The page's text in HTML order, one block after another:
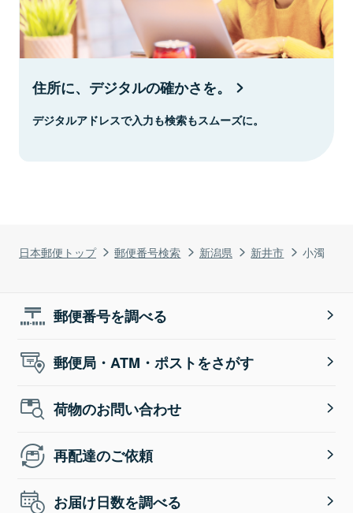
日本郵便トップ 郵便番号検索 新潟県 新井市 小濁
住所に、デジタルの確かさを。
デジタルアドレスで入力も検索もスムーズに。
郵便番号を調べる
郵便局・ATM・ポストをさがす
荷物のお問い合わせ
再配達のご依頼
お届け日数を調べる